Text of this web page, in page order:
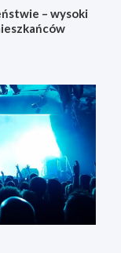
– wysoki